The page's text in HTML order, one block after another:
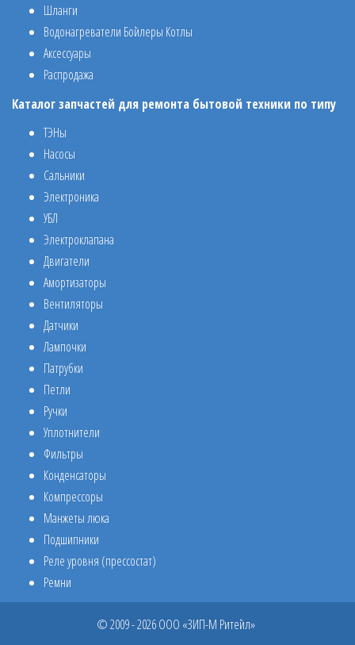
Шланги
Водонагреватели Бойлеры Котлы
Аксессуары
Распродажа
Каталог запчастей для ремонта бытовой техники по типу
ТЭНы
Насосы
Сальники
Электроника
УБЛ
Электроклапана
Двигатели
Амортизаторы
Вентиляторы
Датчики
Лампочки
Патрубки
Петли
Ручки
Уплотнители
Фильтры
Конденсаторы
Компрессоры
Манжеты люка
Подшипники
Реле уровня (прессостат)
Ремни
© 2009 - 2026 ООО «ЗИП-М Ритейл»